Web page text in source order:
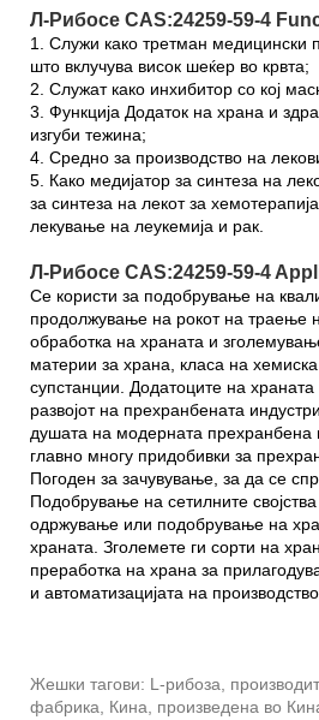
Л-Рибосе CAS:24259-59-4
1. Служи како третман медицински
што вклучува висок шеќер во крвта;
2. Служат како инхибитор со кој
3. Функција Додаток на храна и
изгуби тежина;
4. Средно за производство на
5. Како медијатор за синтеза на
за синтеза на лекот за
лекување на леукемија и рак.
Л-Рибосе CAS:24259-59-4
Се користи за подобрување на
продолжување на рокот на траење
обработка на храната и
материи за храна, класа на
супстанции. Додатоците на
развојот на прехранбената
душата на модерната прехранбена
главно многу придобивки за
Погоден за зачувување, за да се
Подобрување на сетилните
одржување или подобрување на
храната. Зголемете ги сорти на
преработка на храна за
и автоматизацијата на
Жешки тагови: L-рибоза,
фабрика, Кина, произведена во